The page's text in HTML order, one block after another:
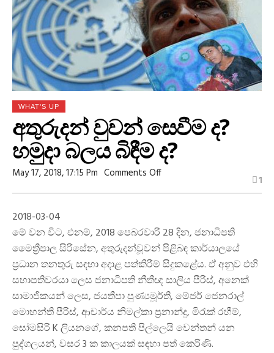
WHAT'S UP
අතුරුදන් වුවන් සෙවීම ද?
හමුදා බලය බිඳීම ද?
May 17, 2018, 17:15 Pm Comments OffOn
වුවන්
බලය
බිඳීම
ද?
1
2018-03-04
මේ වන විට, එනම්, 2018 පෙබරවාරි 28 දින, ජනාධිපති
මෛත්‍රීපාල සිරිසේන, අතුරුදන්වූවන් පිළිබඳ කාර්යාලයේ
ප්‍රධාන තනතුරු සඳහා අදාළ පත්කිරීම් සිදුකළේය. ඒ අනුව එහි
සභාපතිවරයා ලෙස ජනාධිපති නීතීඥ සාලිය පීරිස්, අනෙක්
සාමාජිකයන් ලෙස, ජයතීපා පුණ්‍යමූර්ති, මේජර් ජෙනරාල්
මොහන්ති පීරිස්, ආචාර්ය නිමල්කා ප්‍රනාන්දු, මිරැක් රහීම්,
සෝමසිරි K ලියනගේ, කනපති පිල්ලෙයි වෙන්තන් යන
පුද්ගලයන්, වසර 3 ක කාලයක් සඳහා පත් කෙරිණි.